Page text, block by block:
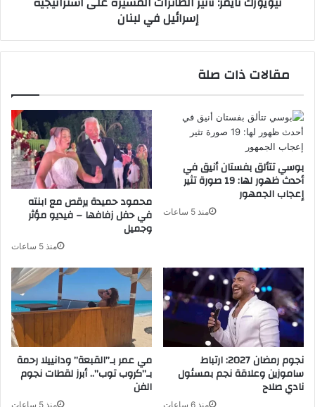
إسرائيل في لبنان
مقالات ذات صلة
محمود حميدة يرقص مع ابنته
في حفل زفافها – فيديو مؤثر
وجميل
منذ 5 ساعات
بوسي تتألق بفستان أنيق في
أحدث ظهور لها: 19 صورة تثير
إعجاب الجمهور
منذ 5 ساعات
مي عمر بـ”القبعة” ودانييلا رحمة
بـ”كروب توب”.. أبرز لقطات نجوم
الفن
منذ 5 ساعات
نجوم رمضان 2027: ارتباط
ساموزين وعلاقة نجم بمسئول
نادي صلاح
منذ 6 ساعات